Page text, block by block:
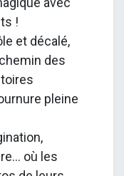
!
et décalé,
des
pleine
où les